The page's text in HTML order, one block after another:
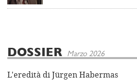
DOSSIER Marzo 2026
L'eredità di Jürgen Habermas